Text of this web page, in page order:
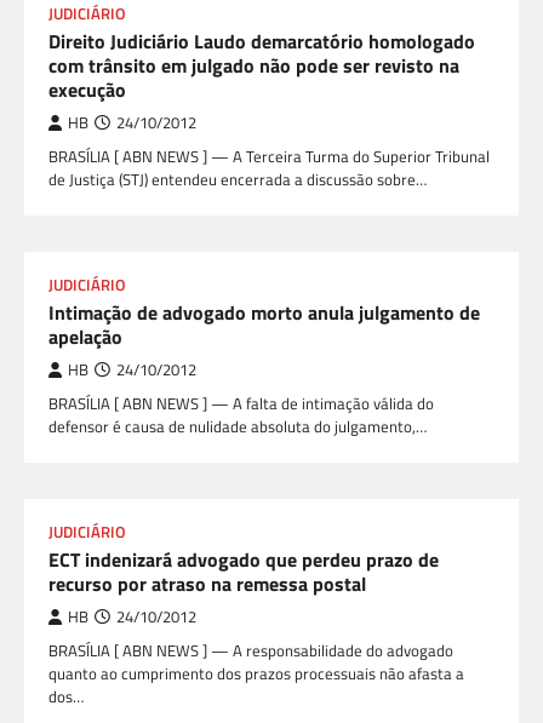
JUDICIÁRIO
Direito Judiciário Laudo demarcatório homologado
com trânsito em julgado não pode ser revisto na
execução
HB 24/10/2012
BRASÍLIA [ ABN NEWS ] — A Terceira Turma do Superior Tribunal
de Justiça (STJ) entendeu encerrada a discussão sobre…
JUDICIÁRIO
Intimação de advogado morto anula julgamento de
apelação
HB 24/10/2012
BRASÍLIA [ ABN NEWS ] — A falta de intimação válida do
defensor é causa de nulidade absoluta do julgamento,…
JUDICIÁRIO
ECT indenizará advogado que perdeu prazo de
recurso por atraso na remessa postal
HB 24/10/2012
BRASÍLIA [ ABN NEWS ] — A responsabilidade do advogado
quanto ao cumprimento dos prazos processuais não afasta a
dos…